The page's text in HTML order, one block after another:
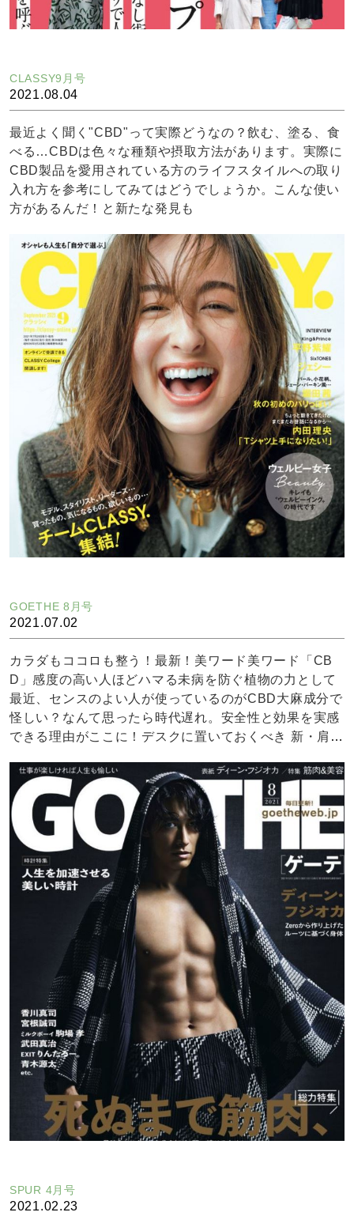
CLASSY9月号
2021.08.04
最近よく聞く"CBD"って実際どうなの？飲む、塗る、食
べる…CBDは色々な種類や摂取方法があります。実際に
CBD製品を愛用されている方のライフスタイルへの取り
入れ方を参考にしてみてはどうでしょうか。こんな使い
方があるんだ！と新たな発見も
GOETHE 8月号
2021.07.02
カラダもココロも整う！最新！美ワード美ワード「CB
D」感度の高い人ほどハマる未病を防ぐ植物の力として
最近、センスのよい人が使っているのがCBD大麻成分で
怪しい？なんて思ったら時代遅れ。安全性と効果を実感
できる理由がここに！デスクに置いておくべき 新・肩こ
ンドと比べ圧倒的な体感値を感じられる秘密が！？つい
男性は唇ケアを疎かにしがち持ち運べるエンドカのCBD
リップバームを！
SPUR 4月号
2021.02.23